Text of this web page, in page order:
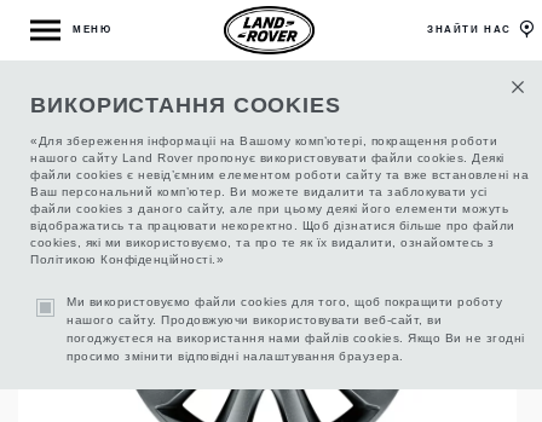
ВИКОРИСТАННЯ COOKIES
«Для збереження інформаціі на Вашому комп’ютері, покращення роботи
нашого сайту Land Rover пропонує використовувати файли cookies. Деякі
файли cookies є невід’ємним елементом роботи сайту та вже встановлені на
Ваш персональний комп’ютер. Ви можете видалити та заблокувати усі
файли cookies з даного сайту, але при цьому деякі його елементи можуть
відображатись та працювати некоректно. Щоб дізнатися більше про файли
cookies, які ми використовуємо, та про те як їх видалити, ознайомтесь з
Політикою Конфіденційності.»
Ми використовуємо файли cookies для того, щоб покращити роботу
нашого сайту. Продовжуючи використовувати веб-сайт, ви
погоджуєтеся на використання нами файлів cookies. Якщо Ви не згодні
просимо змінити відповідні налаштування браузера.
МЕНЮ ЗНАЙТИ НАС
ДИСК ЛЕГКОСПЛАВНЫЙ R20